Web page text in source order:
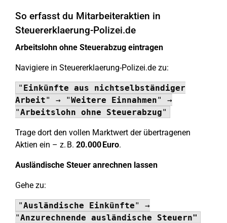
So erfasst du Mitarbeiteraktien in
Steuererklaerung-Polizei.de
Arbeitslohn ohne Steuerabzug eintragen
Navigiere in Steuererklaerung-Polizei.de zu:
" Einkünfte aus nichtselbständiger
Arbeit" → "Weitere Einnahmen" →
"Arbeitslohn ohne Steuerabzug"
Trage dort den vollen Marktwert der übertragenen
Aktien ein – z. B. 20.000 Euro.
Ausländische Steuer anrechnen lassen
Gehe zu:
"Ausländische Einkünfte" →
"Anzurechnende ausländische Steuern"